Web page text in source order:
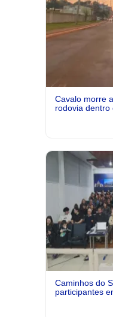
Cavalo morre
rodovia dentro
Caminhos do
participantes